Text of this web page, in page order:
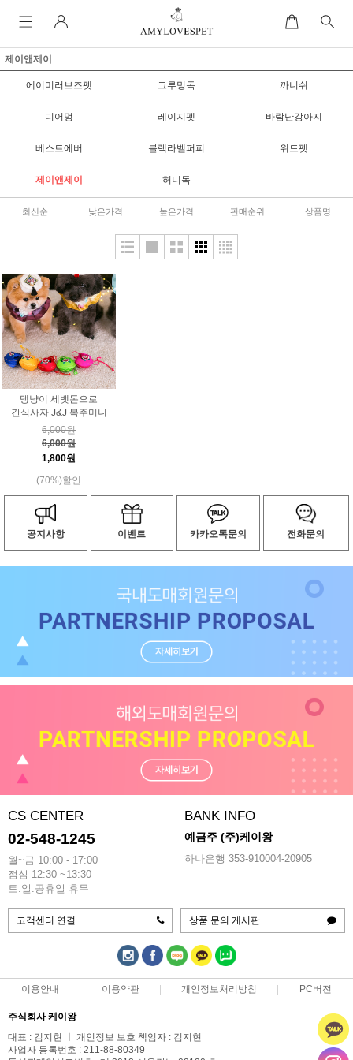
제이앤제이
에이미러브즈펫 그루밍독 까니쉬
디어멍 레이지펫 바람난강아지
베스트에버 블랙라벨퍼피 위드펫
제이앤제이 허니독
최신순 낮은가격 높은가격 판매순위 상품명
댕냥이 세뱃돈으로
간식사자 J&J 복주머니
6,000원
6,000원
1,800원
(70%)할인
공지사항 이벤트 카카오톡문의 전화문의
CS CENTER
02-548-1245
월~금 10:00 - 17:00
점심 12:30 ~13:30
토.일.공휴일 휴무
BANK INFO
예금주 (주)케이왕
하나은행 353-910004-20905
고객센터 연결 상품 문의 게시판
이용안내 이용약관 개인정보처리방침 PC버전
주식회사 케이왕
대표 : 김지현 ㅣ 개인정보 보호 책임자 : 김지현
사업자 등록번호 : 211-88-80349